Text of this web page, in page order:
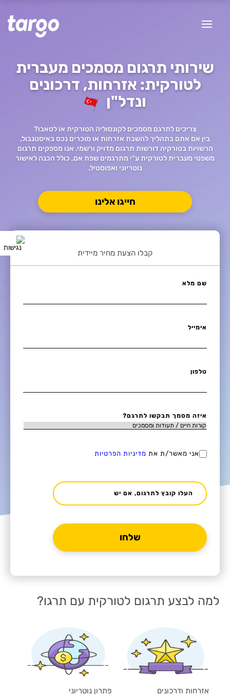
שירותי תרגום מסמכים מעברית
לטורקית: אזרחות, דרכונים
ונדל"ן
צריכים לתרגם מסמכים לקונסוליה הטורקית או לטאבו?
בין אם אתם בתהליך להשבת אזרחות או מוכרים נכס באיסטנבול,
הרשויות בטורקיה דורשות תרגום מדויק ורשמי. אנו מספקים תרגום
משפטי מעברית לטורקית ע"י מתרגמים שפת אם, כולל הכנה לאישור
נוטריוני ואפוסטיל.
חייגו אלינו
קבלו הצעת מחיר מיידית
שם מלא
אימייל
טלפון
איזה מסמך תבקשו לתרגם?
אני מאשר/ת את מדיניות הפרטיות
העלו קובץ לתרגום, אם יש
למה לבצע תרגום לטורקית עם תרגו?
אזרחות ודרכונים פתרון נוטריוני